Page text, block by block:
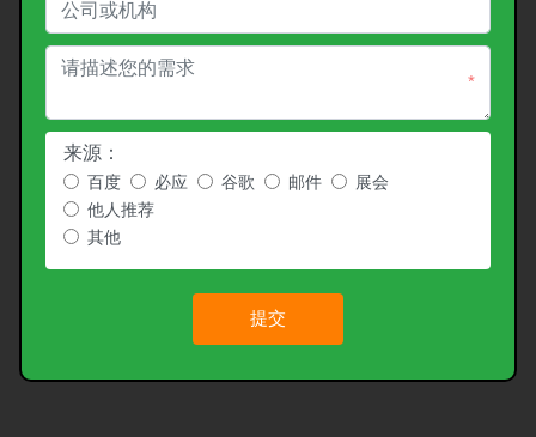
*
来源：
百度 必应 谷歌 邮件
展会
他人推荐
其他
提交